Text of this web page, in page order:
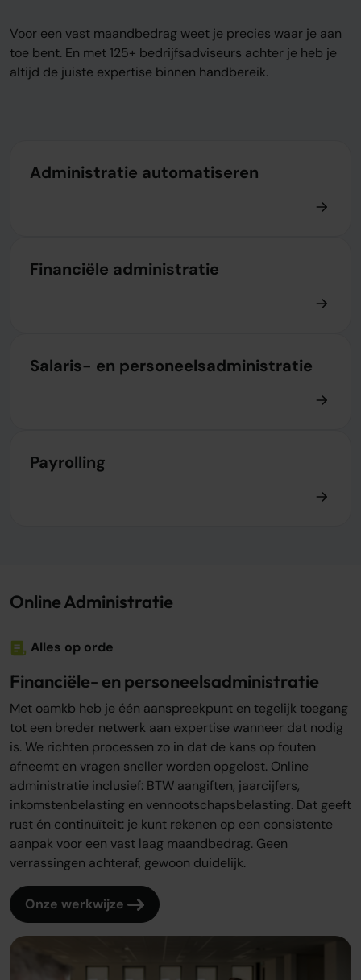
Voor een vast maandbedrag weet je precies waar je aan
toe bent. En met 125+ bedrijfsadviseurs achter je heb je
altijd de juiste expertise binnen handbereik.
Administratie automatiseren
Financiële administratie
Salaris- en personeelsadministratie
Payrolling
Online Administratie
Alles op orde
Financiële- en personeelsadministratie
Met oamkb heb je één aanspreekpunt en tegelijk toegang
tot een breder netwerk aan expertise wanneer dat nodig
is. We richten processen zo in dat de kans op fouten
afneemt en vragen sneller worden opgelost. Online
administratie inclusief: BTW aangiften, jaarcijfers,
inkomstenbelasting en vennootschapsbelasting. Dat geeft
rust én continuïteit: je kunt rekenen op een consistente
aanpak voor een vast laag maandbedrag. Geen
verrassingen achteraf, gewoon duidelijk.
Onze werkwijze
Login